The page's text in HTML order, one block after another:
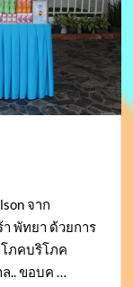
จาก
พัทยา ด้วยการ
โภคบริโภค
.. ขอบค …